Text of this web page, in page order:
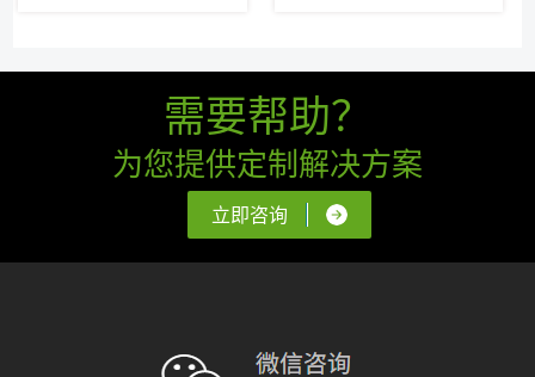
需要帮助？
为您提供定制解决方案
立即咨询